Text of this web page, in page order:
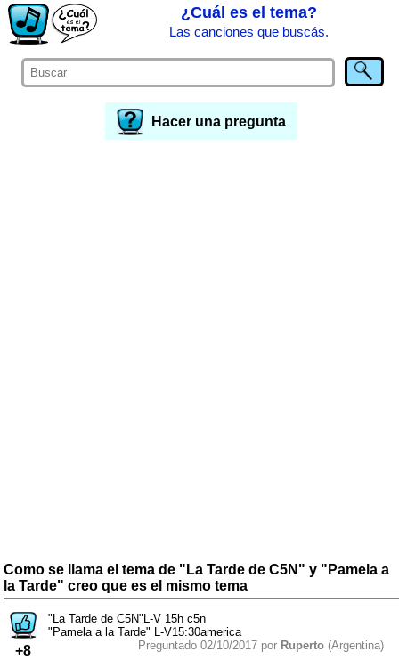
¿Cuál es el tema?
Las canciones que buscás.
Hacer una pregunta
Como se llama el tema de "La Tarde de C5N" y "Pamela a
la Tarde" creo que es el mismo tema
+8
"La Tarde de C5N"L-V 15h c5n
"Pamela a la Tarde" L-V15:30america
Preguntado 02/10/2017 por Ruperto (Argentina)